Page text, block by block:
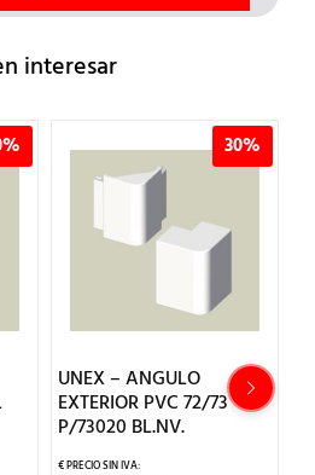
interesar
30%
UNEX – ANGULO
EXTERIOR PVC 72/73
P/73020 BL.NV.